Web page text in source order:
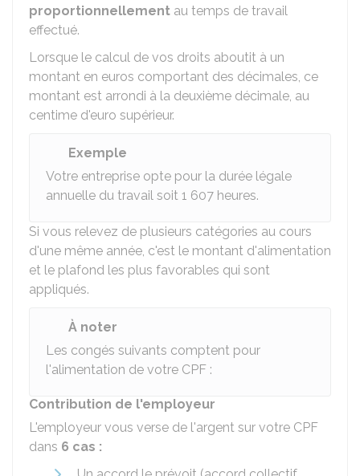
proportionnellement au temps de travail
effectué.
Lorsque le calcul de vos droits aboutit à un
montant en euros comportant des décimales, ce
montant est arrondi à la deuxième décimale, au
centime d'euro supérieur.
Exemple
Votre entreprise opte pour la durée légale
annuelle du travail soit 1 607 heures.
Si vous relevez de plusieurs catégories au cours
d'une même année, c'est le montant d'alimentation
et le plafond les plus favorables qui sont
appliqués.
À noter
Les congés suivants comptent pour
l'alimentation de votre CPF :
Contribution de l'employeur
L'employeur vous verse de l'argent sur votre CPF
dans 6 cas :